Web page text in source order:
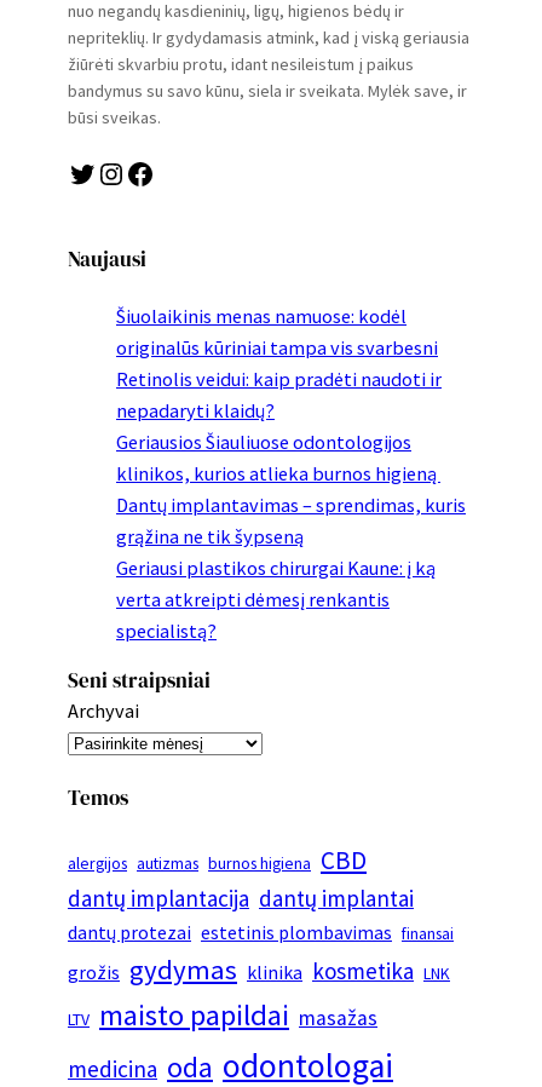
nuo negandų kasdieninių, ligų, higienos bėdų ir
nepriteklių. Ir gydydamasis atmink, kad į viską geriausia
žiūrėti skvarbiu protu, idant nesileistum į paikus
bandymus su savo kūnu, siela ir sveikata. Mylėk save, ir
būsi sveikas.
Twitter Instagram Facebook
Naujausi
Šiuolaikinis menas namuose: kodėl
originalūs kūriniai tampa vis svarbesni
Retinolis veidui: kaip pradėti naudoti ir
nepadaryti klaidų?
Geriausios Šiauliuose odontologijos
klinikos, kurios atlieka burnos higieną
Dantų implantavimas – sprendimas, kuris
grąžina ne tik šypseną
Geriausi plastikos chirurgai Kaune: į ką
verta atkreipti dėmesį renkantis
specialistą?
Seni straipsniai
Archyvai
Temos
alergijos autizmas burnos higiena CBD
dantų implantacija dantų implantai
dantų protezai estetinis plombavimas finansai
grožis gydymas klinika kosmetika LNK
LTV maisto papildai masažas
medicina oda odontologai